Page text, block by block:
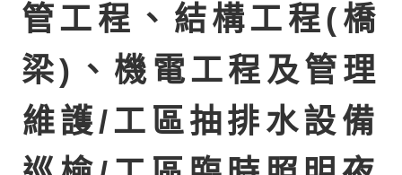
管工程、結構工程(橋
梁)、機電工程及管理
維護/工區抽排水設備